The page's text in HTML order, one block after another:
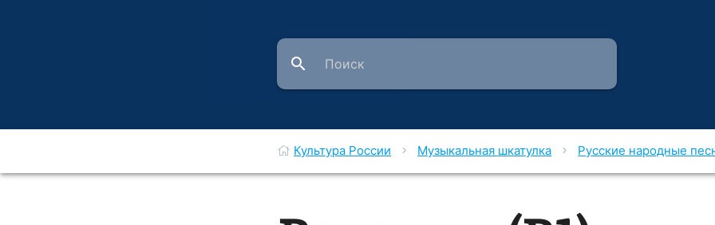
search
Культура России chevron_right Музыкальная шкатулка chevron_right Русские народные